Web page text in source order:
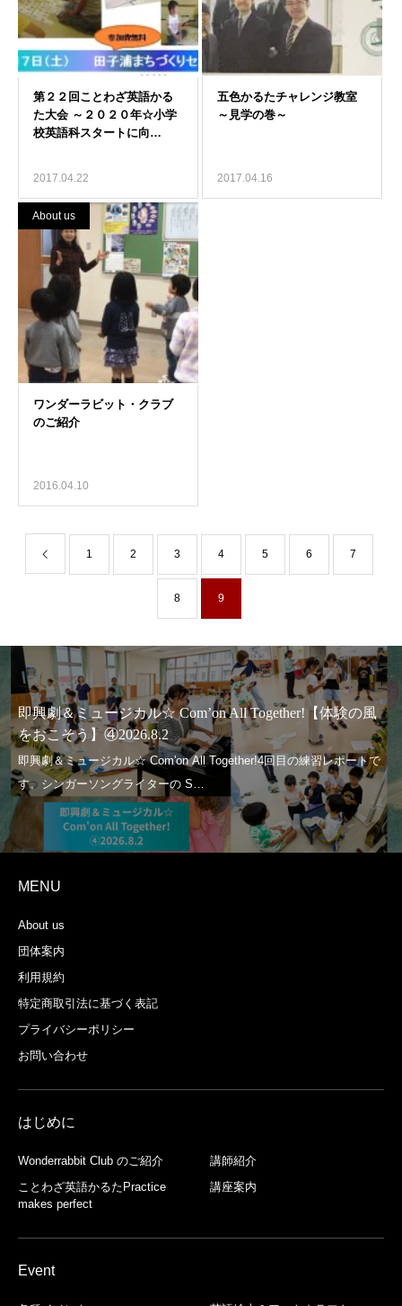
2017.04.22 2017.04.16
About us
2016.04.10
1 2 3 4 5 6 7
8 9
即興劇＆ミュージカル☆ Com’on All Together!【体験の風
をおこそう】④2026.8.2
MENU
About us
団体案内
利用規約
特定商取引法に基づく表記
プライバシーポリシー
お問い合わせ
はじめに
Wonderrabbit Club のご紹介
講師紹介
ことわざ英語かるたPractice
makes perfect
講座案内
Event